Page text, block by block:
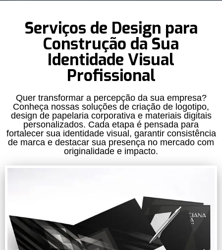
Serviços de Design para
Construção da Sua
Identidade Visual
Profissional
Quer transformar a percepção da sua empresa?
Conheça nossas soluções de criação de logotipo,
design de papelaria corporativa e materiais digitais
personalizados. Cada etapa é pensada para
fortalecer sua identidade visual, garantir consistência
de marca e destacar sua presença no mercado com
originalidade e impacto.